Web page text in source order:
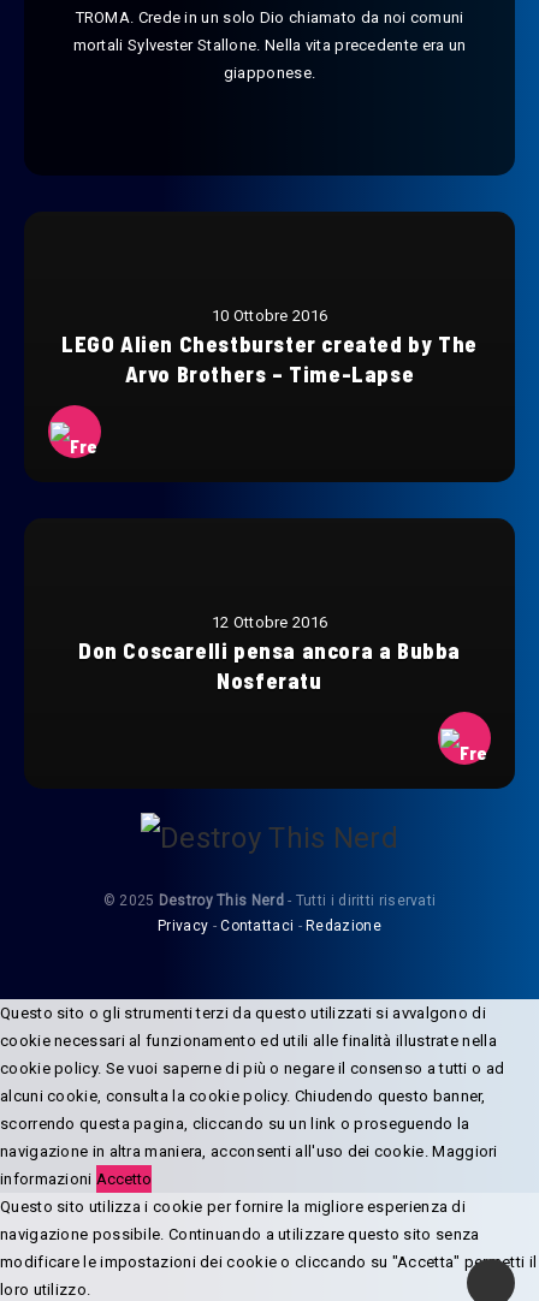
TROMA. Crede in un solo Dio chiamato da noi comuni
mortali Sylvester Stallone. Nella vita precedente era un
giapponese.
10 Ottobre 2016
LEGO Alien Chestburster created by The
Arvo Brothers – Time-Lapse
12 Ottobre 2016
Don Coscarelli pensa ancora a Bubba
Nosferatu
© 2025 Destroy This Nerd - Tutti i diritti riservati
Privacy -Contattaci -Redazione
Questo sito o gli strumenti terzi da questo utilizzati si avvalgono di
cookie necessari al funzionamento ed utili alle finalità illustrate nella
cookie policy. Se vuoi saperne di più o negare il consenso a tutti o ad
alcuni cookie, consulta la cookie policy. Chiudendo questo banner,
scorrendo questa pagina, cliccando su un link o proseguendo la
navigazione in altra maniera, acconsenti all'uso dei cookie.Maggiori
informazioni Accetto
Questo sito utilizza i cookie per fornire la migliore esperienza di
navigazione possibile. Continuando a utilizzare questo sito senza
modificare le impostazioni dei cookie o cliccando su "Accetta" permetti il
loro utilizzo.